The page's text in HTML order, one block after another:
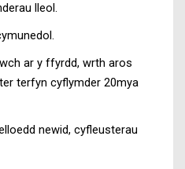
lleol.
ar y ffyrdd, wrth aros
terfyn cyflymder 20mya
newid, cyfleusterau